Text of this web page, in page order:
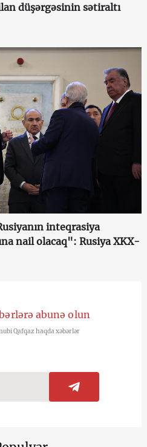
düşərgəsinin sətiraltı
inteqrasiya
nail olacaq": Rusiya XKX-
abunə olun
Qafqaz haqda xəbərlər